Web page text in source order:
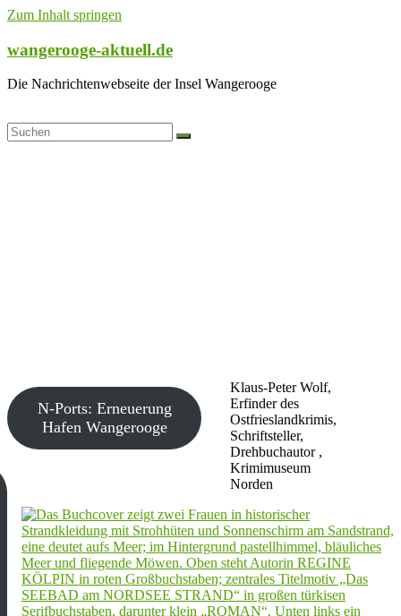
Zum Inhalt springen
wangerooge-aktuell.de
Die Nachrichtenwebseite der Insel Wangerooge
Klaus-Peter Wolf,
Erfinder des
Ostfrieslandkrimis,
Schriftsteller,
Drehbuchautor ,
Krimimuseum
Norden
N-Ports: Erneuerung
Hafen Wangerooge